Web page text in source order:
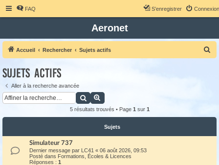
FAQ Connexion
S’enregistrer
Aeronet
Accueil Rechercher Sujets actifs
Sujets actifs
Aller à la recherche avancée
Rechercher
5 résultats trouvés • Page 1 sur 1
Sujets
Simulateur 737
Dernier message par LC41 « 06 août 2026, 09:53
Posté dans Formations, Écoles & Licences
Réponses : 1